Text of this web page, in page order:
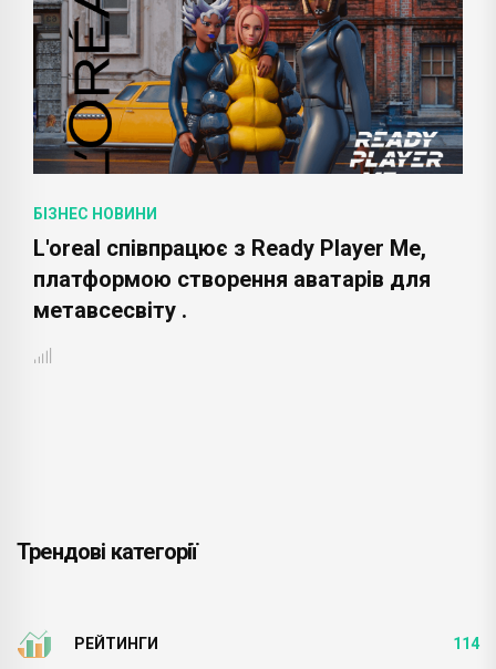
БІЗНЕС НОВИНИ
L'oreal співпрацює з Ready Player Me,
платформою створення аватарів для
метавсесвіту .
Трендові категорії
РЕЙТИНГИ 114